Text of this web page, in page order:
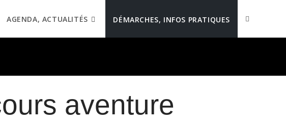
AGENDA, ACTUALITÉS DÉMARCHES, INFOS PRATIQUES
aventure